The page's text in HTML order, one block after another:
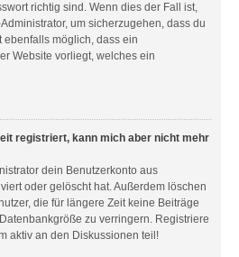
richtig sind. Wenn dies der Fall ist,
um sicherzugehen, dass du
ebenfalls möglich, dass ein
Website vorliegt, welches ein
registriert, kann mich aber nicht mehr
dein Benutzerkonto aus
oder gelöscht hat. Außerdem löschen
die für längere Zeit keine Beiträge
zu verringern. Registriere
aktiv an den Diskussionen teil!